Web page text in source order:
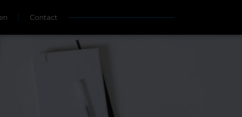
Contact